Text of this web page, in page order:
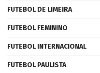
FUTEBOL DE LIMEIRA
FUTEBOL FEMININO
FUTEBOL INTERNACIONAL
FUTEBOL PAULISTA